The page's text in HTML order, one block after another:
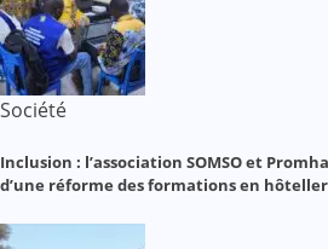
Société
Inclusion : l’association SOMSO et
d’une réforme des formations en